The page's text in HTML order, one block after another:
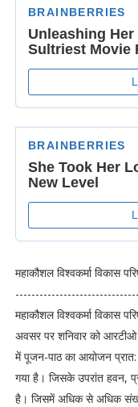
महाकौशल विश्वकर्मा विकास
महाकौशल विश्वकर्मा विकास
अवसर पर शनिवार को आरटीओ
में पूजन-पाठ का आयोजन
गया है। जिसके उपरांत हवन,
है। जिसमें अधिक से अधिक संख्या